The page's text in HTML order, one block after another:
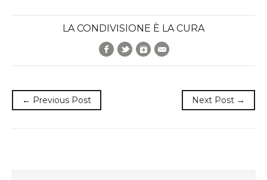
LA CONDIVISIONE È LA CURA
Facebook
TwitterGoogle+
← Previous Post Next Post →